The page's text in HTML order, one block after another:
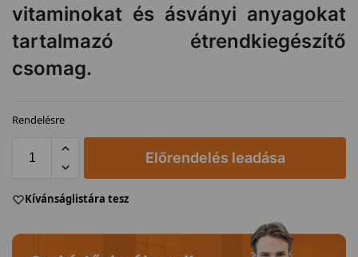
vitaminokat és ásványi anyagokat
tartalmazó étrendkiegészítő
csomag.
Rendelésre
Előrendelés leadása
Kívánságlistára tesz